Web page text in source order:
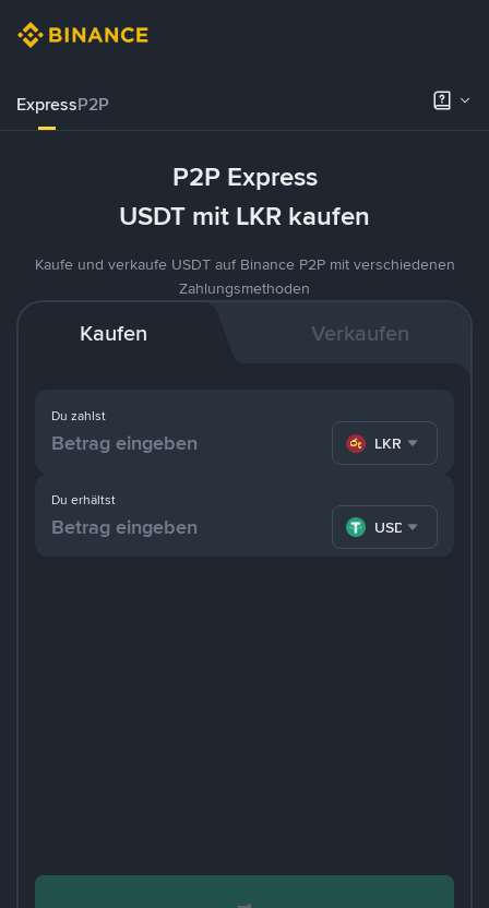
ExpressP2P
P2P Express
USDT mit LKR kaufen
Kaufe und verkaufe USDT auf Binance P2P mit verschiedenen
Zahlungsmethoden
Kaufen Verkaufen
Du zahlst
LKR
Du erhältst
USDT